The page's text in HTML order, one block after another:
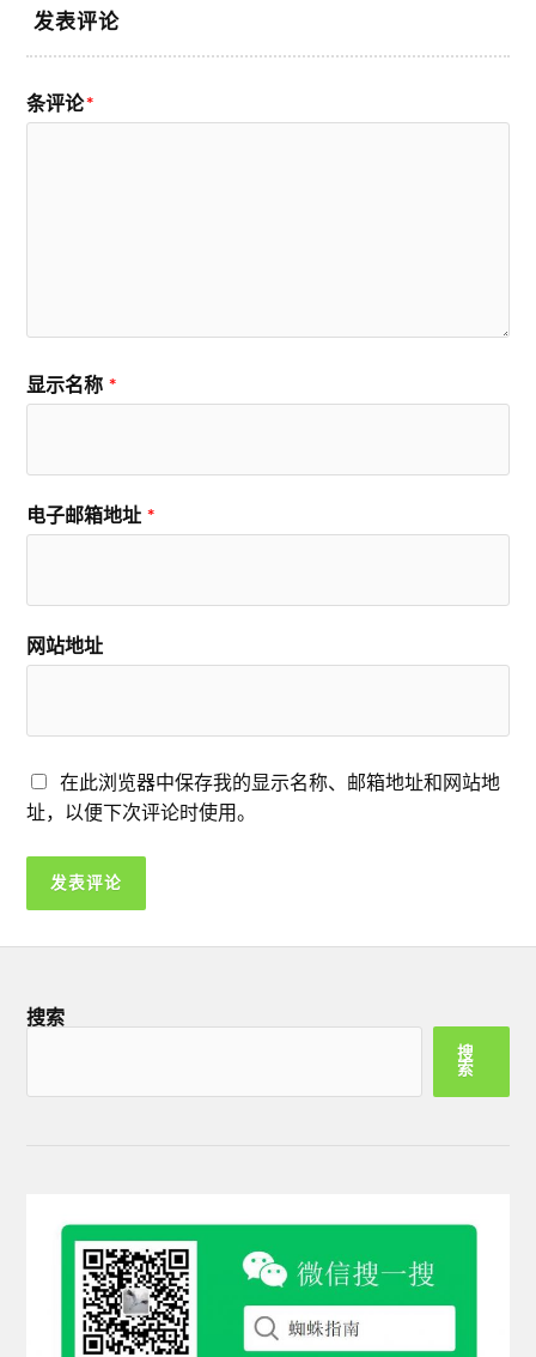
发表评论
条评论*
显示名称 *
电子邮箱地址 *
网站地址
在此浏览器中保存我的显示名称、邮箱地址和网站地
址，以便下次评论时使用。
搜索
搜
索